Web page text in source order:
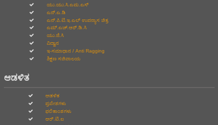
ಯು.ಯು.ಸಿ.ಎಮ.ಎಸ್
ಎನ್.ಎ.ಡಿ
ಎನ್.ಪಿ.ಟಿ.ಇ.ಎಲ್‌ ಉಪನ್ಯಾಸ ಚಿತ್ರ
ಎಮ್.ಎಚ್.ಆರ್.ಡಿ.ಸಿ
ಯು.ಜಿ.ಸಿ
ವಿದ್ವಾನ
ಇ-ಸಮಾಧಾನ / Anti Ragging
ಶಿಕ್ಷಣ ಸಚಿವಾಲಯ
ಆಡಳಿತ
ಆಡಳಿತ
ಪ್ರವೇಶಗಳು
ಫಲಿತಾಂಶಗಳು
ಆರ್.ಟಿ.ಐ